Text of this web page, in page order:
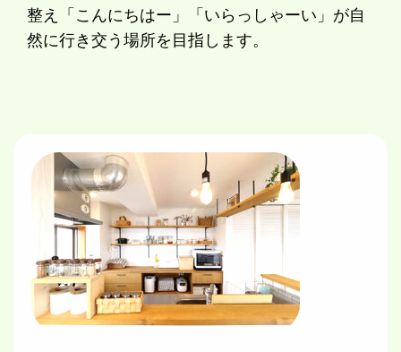
整え「こんにちはー」「いらっしゃーい」が自
然に行き交う場所を目指します。